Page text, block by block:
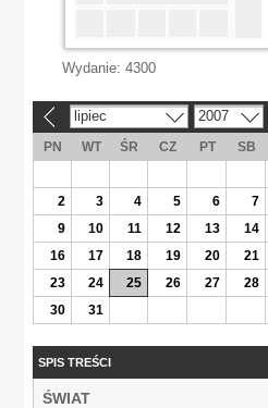
Wydanie: 4300
lipiec 2007
PN WT ŚR CZ PT SB
2
3 4 5 6 7
9
10 11 12 13 14
16
17 18 19 20 21
23
24 25 26 27 28
30
31
SPIS TREŚCI
ŚWIAT